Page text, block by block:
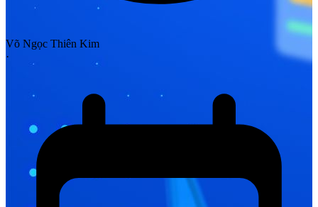
Võ Ngọc Thiên Kim
·